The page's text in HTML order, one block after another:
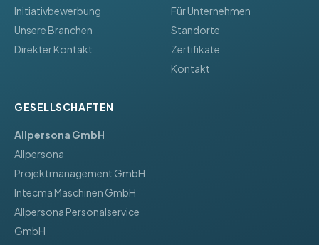
Initiativbewerbung
Unsere Branchen
Direkter Kontakt
Für Unternehmen
Standorte
Zertifikate
Kontakt
GESELLSCHAFTEN
Allpersona GmbH
Allpersona
Projektmanagement GmbH
Intecma Maschinen GmbH
Allpersona Personalservice
GmbH